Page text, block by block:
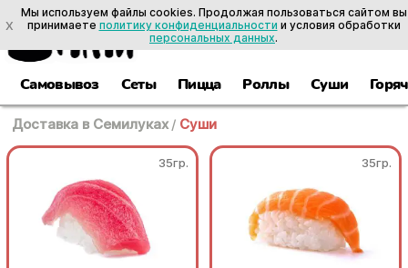
Самовывоз Сеты Пицца Роллы Суши
Доставка в Семилуках / Суши
35гр. 35гр.
X
Мы используем файлы cookies. Продолжая пользоваться сайтом вы
принимаете политику конфиденциальности и условия обработки
персональных данных.